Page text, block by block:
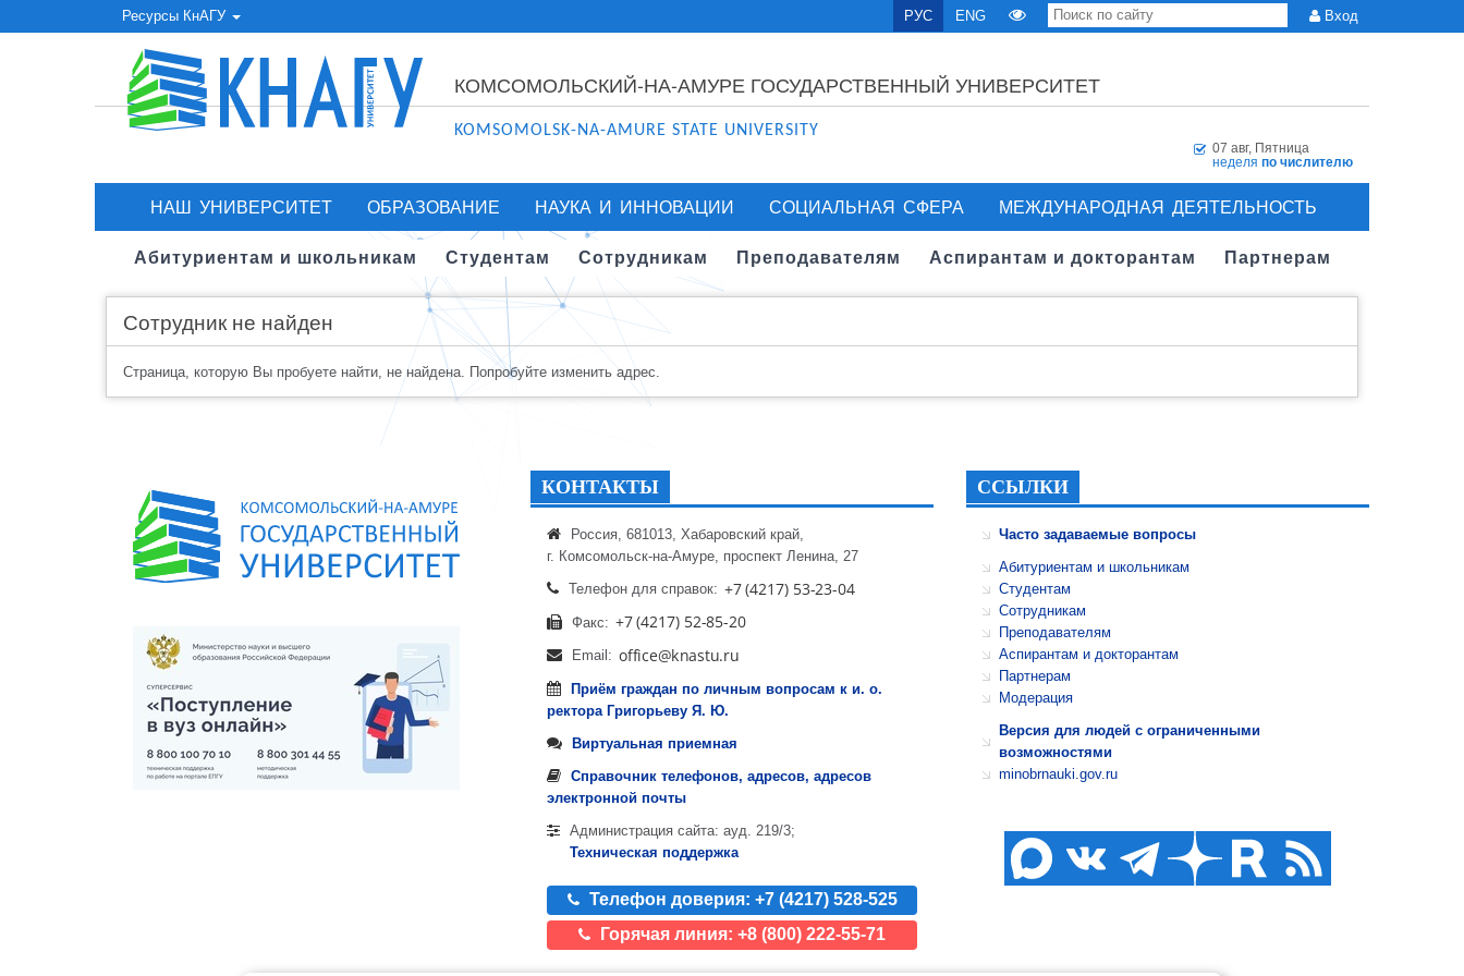
Ресурсы КнАГУ РУС ENG Вход
КОМСОМОЛЬСКИЙ-НА-АМУРЕ ГОСУДАРСТВЕННЫЙ УНИВЕРСИТЕТ
KOMSOMOLSK-NA-AMURE STATE UNIVERSITY
07 авг, Пятница
неделя по числителю
НАШ УНИВЕРСИТЕТ ОБРАЗОВАНИЕ НАУКА И ИННОВАЦИИ СОЦИАЛЬНАЯ СФЕРА МЕЖДУНАРОДНАЯ ДЕЯТЕЛЬНОСТЬ
Абитуриентам и школьникам Студентам Сотрудникам Преподавателям Аспирантам и докторантам Партнерам
Сотрудник не найден
Страница, которую Вы пробуете найти, не найдена. Попробуйте изменить адрес.
КОНТАКТЫ
Россия, 681013, Хабаровский край,
г. Комсомольск-на-Амуре, проспект Ленина, 27
Телефон для справок:
Факс:
Email:
Приём граждан по личным вопросам к и. о.
ректора Григорьеву Я. Ю.
Виртуальная приемная
Справочник телефонов, адресов, адресов
электронной почты
Администрация сайта: ауд. 219/3;
Техническая поддержка
Телефон доверия: +7 (4217) 528-525
Горячая линия: +8 (800) 222-55-71
ССЫЛКИ
Часто задаваемые вопросы
Абитуриентам и школьникам
Студентам
Сотрудникам
Преподавателям
Аспирантам и докторантам
Партнерам
Модерация
Версия для людей с ограниченными
возможностями
minobrnauki.gov.ru